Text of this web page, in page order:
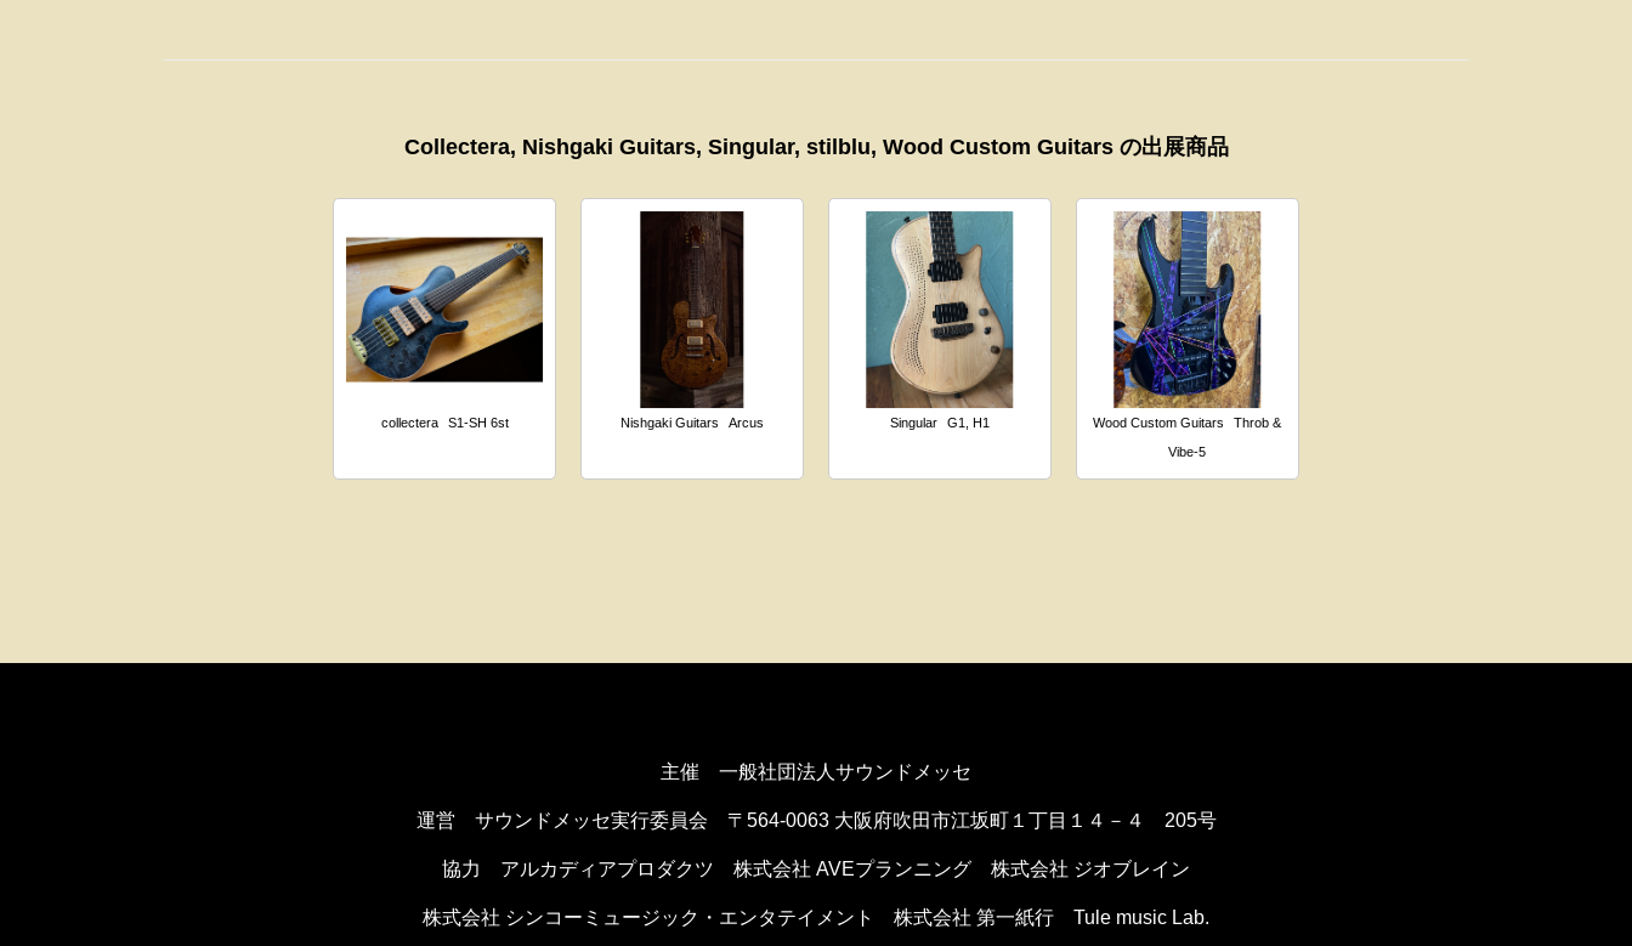
Collectera, Nishgaki Guitars, Singular, stilblu, Wood Custom Guitars の出展商品
collectera S1-SH 6st Nishgaki Guitars Arcus Singular G1, H1 Wood Custom Guitars
Throb &
Vibe-5
主催 一般社団法人サウンドメッセ
運営 サウンドメッセ実行委員会 〒564-0063 大阪府吹田市江坂町１丁目１４－４ 205号
協力 アルカディアプロダクツ 株式会社 AVEプランニング 株式会社 ジオブレイン
株式会社 シンコーミュージック・エンタテイメント 株式会社 第一紙行 Tule music Lab.